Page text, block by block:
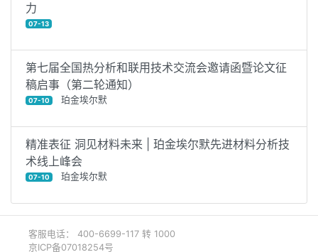
力
07-13
第七届全国热分析和联用技术交流会邀请函暨论文征
稿启事（第二轮通知）
07-10 珀金埃尔默
精准表征 洞见材料未来 | 珀金埃尔默先进材料分析技
术线上峰会
07-10 珀金埃尔默
客服电话： 400-6699-117 转 1000
京ICP备07018254号